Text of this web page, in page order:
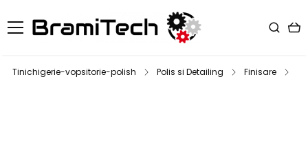
Tinichigerie-vopsitorie-polish Polis si Detailing Finisare